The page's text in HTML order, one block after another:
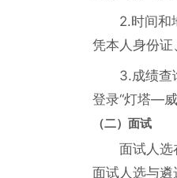
2.时间和
凭本人身份证
3.成绩查
登录“灯塔—
（二）面试
面试人选
面试人选与